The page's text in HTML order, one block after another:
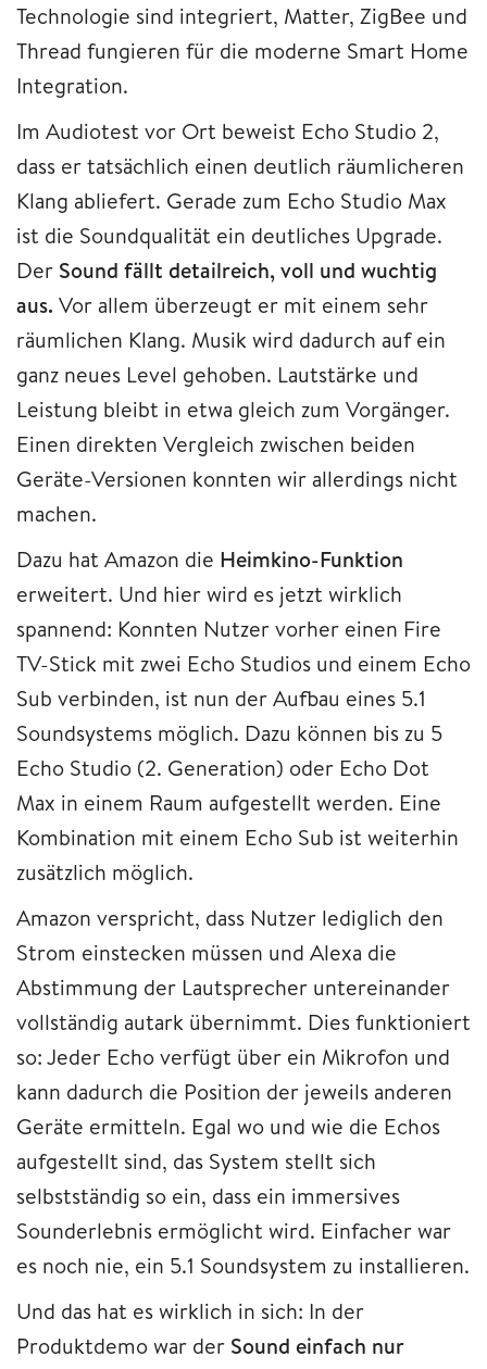
Technologie sind integriert, Matter, ZigBee und
Thread fungieren für die moderne Smart Home
Integration.
Im Audiotest vor Ort beweist Echo Studio 2,
dass er tatsächlich einen deutlich räumlicheren
Klang abliefert. Gerade zum Echo Studio Max
ist die Soundqualität ein deutliches Upgrade.
Der Sound fällt detailreich, voll und wuchtig
aus. Vor allem überzeugt er mit einem sehr
räumlichen Klang. Musik wird dadurch auf ein
ganz neues Level gehoben. Lautstärke und
Leistung bleibt in etwa gleich zum Vorgänger.
Einen direkten Vergleich zwischen beiden
Geräte-Versionen konnten wir allerdings nicht
machen.
Dazu hat Amazon die Heimkino-Funktion
erweitert. Und hier wird es jetzt wirklich
spannend: Konnten Nutzer vorher einen Fire
TV-Stick mit zwei Echo Studios und einem Echo
Sub verbinden, ist nun der Aufbau eines 5.1
Soundsystems möglich. Dazu können bis zu 5
Echo Studio (2. Generation) oder Echo Dot
Max in einem Raum aufgestellt werden. Eine
Kombination mit einem Echo Sub ist weiterhin
zusätzlich möglich.
Amazon verspricht, dass Nutzer lediglich den
Strom einstecken müssen und Alexa die
Abstimmung der Lautsprecher untereinander
vollständig autark übernimmt. Dies funktioniert
so: Jeder Echo verfügt über ein Mikrofon und
kann dadurch die Position der jeweils anderen
Geräte ermitteln. Egal wo und wie die Echos
aufgestellt sind, das System stellt sich
selbstständig so ein, dass ein immersives
Sounderlebnis ermöglicht wird. Einfacher war
es noch nie, ein 5.1 Soundsystem zu installieren.
Und das hat es wirklich in sich: In der
Produktdemo war der Sound einfach nur